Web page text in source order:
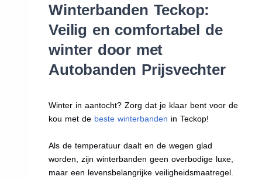
Winterbanden Teckop:
Veilig en comfortabel de
winter door met
Autobanden Prijsvechter
Winter in aantocht? Zorg dat je klaar bent voor de
kou met de beste winterbanden in Teckop!
Als de temperatuur daalt en de wegen glad
worden, zijn winterbanden geen overbodige luxe,
maar een levensbelangrijke veiligheidsmaatregel.